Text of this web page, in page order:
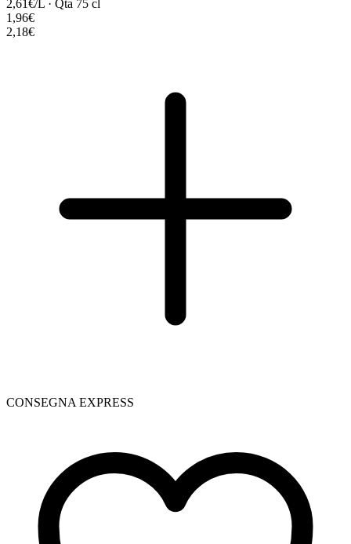
2,61€/L · Qta 75 cl
1,96€
2,18€
CONSEGNA EXPRESS